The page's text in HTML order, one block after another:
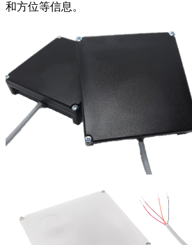
和方位等信息。